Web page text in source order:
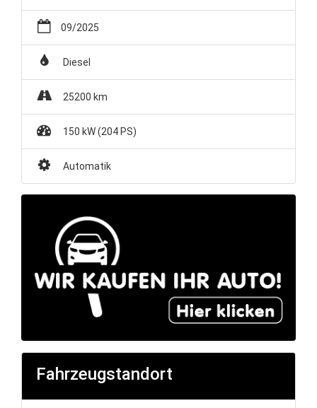
Versicherung
09/2025
Diesel
25200 km
150 kW (204 PS)
Automatik
Fahrzeugstandort